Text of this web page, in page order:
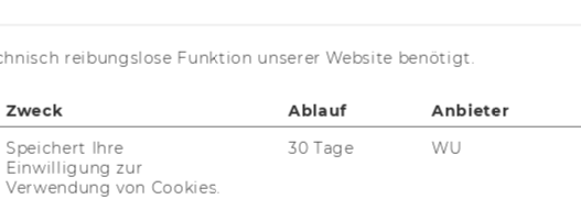
Team
reibungslose Funktion unserer Website benötigt.
Zweck Ablauf
Anbieter
Speichert Ihre
Einwilligung zur
Verwendung von Cookies.
30 Tage WU